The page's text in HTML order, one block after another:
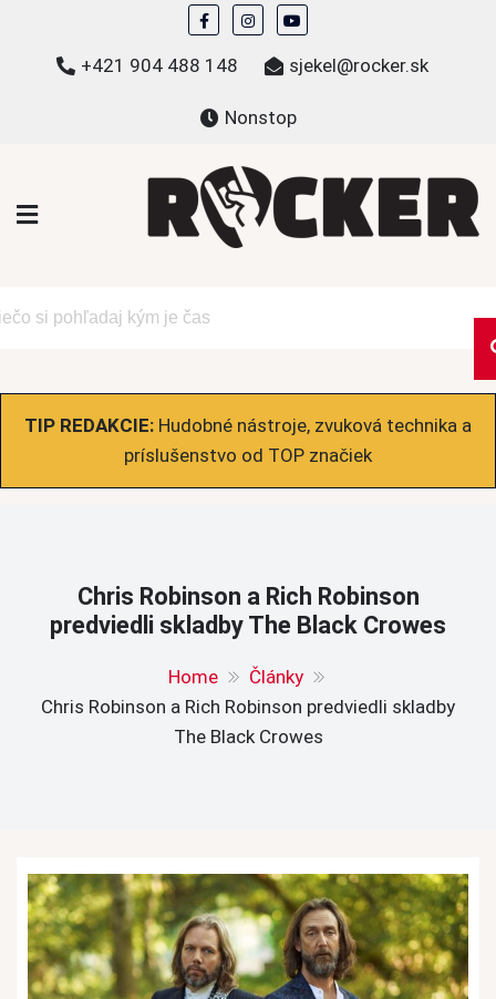
content
+421 904 488 148 sjekel@rocker.sk
Nonstop
TIP REDAKCIE: Hudobné nástroje, zvuková technika a
príslušenstvo od TOP značiek
Chris Robinson a Rich Robinson
predviedli skladby The Black Crowes
Home
Články
Chris Robinson a Rich Robinson predviedli skladby
The Black Crowes